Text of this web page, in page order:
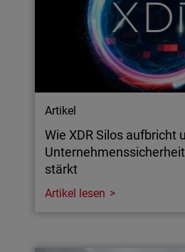
Artikel
Wie XDR Silos aufbricht
stärkt
Artikel lesen